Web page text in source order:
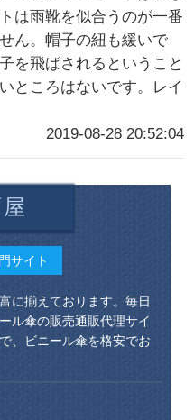
は雨靴を似合うのが一番
ん。帽子の紐も緩いで
を飛ばされるということ
ところはないです。レイ
2019-08-28 20:52:04
サイト
に揃えております。毎日
ル傘の販売通販代理サイ
、ビニール傘を格安でお